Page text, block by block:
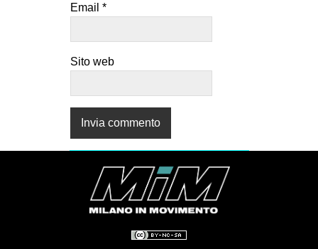
Email *
Sito web